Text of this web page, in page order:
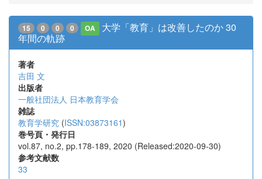
15 0 0 0 OA
大学「教育」は改善したのか 30
年間の軌跡
著者
吉田 文
出版者
一般社団法人 日本教育学会
雑誌
教育学研究 (ISSN:03873161)
巻号頁・発行日
vol.87, no.2, pp.178-189, 2020 (Released:2020-09-30)
参考文献数
33